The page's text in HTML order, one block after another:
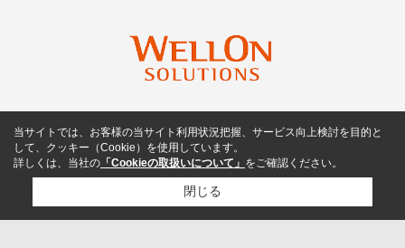
当サイトでは、お客様の当サイト利用状況把握、サービス向上検討を目的と
して、クッキー（Cookie）を使用しています。
詳しくは、当社の 「Cookieの取扱いについて」 をご確認ください。
閉じる